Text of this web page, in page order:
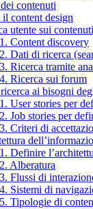
contenuti
il content design
utente sui
Content discovery
Dati di ricerca
Ricerca tramite
Ricerca sui forum
ai bisogni
User stories per
Job stories per
Criteri di
Definire
Alberatura
Flussi di
Sistemi di
Tipologie di